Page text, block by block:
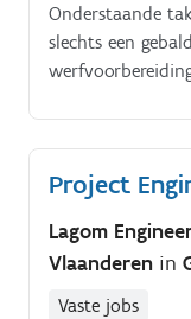
Onderstaande
slechts een
van het
overleg met
werf: van
aanspreekpunt
kwaliteitsregels
Project
Lagom
Vlaanderen in
Vaste jobs